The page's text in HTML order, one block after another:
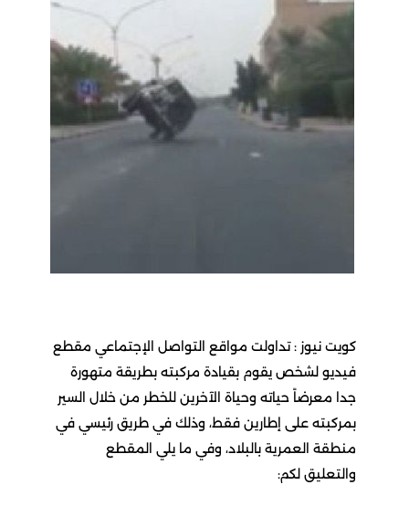
: تداولت مواقع التواصل الإجتماعي مقطع
يقوم بقيادة مركبته بطريقة متهورة
حياته وحياة الآخرين للخطر من خلال السير
على إطارين فقط، وذلك في طريق رئيسي في
بالبلاد، وفي ما يلي المقطع